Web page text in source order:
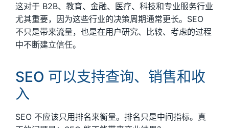
这对于 B2B、教育、金融、医疗、科技和专业服务行业
尤其重要，因为这些行业的决策周期通常更长。SEO
不只是带来流量，也是在用户研究、比较、考虑的过程
中不断建立信任。
SEO 可以支持查询、销售和收
入
SEO 不应该只用排名来衡量。排名只是中间指标。真